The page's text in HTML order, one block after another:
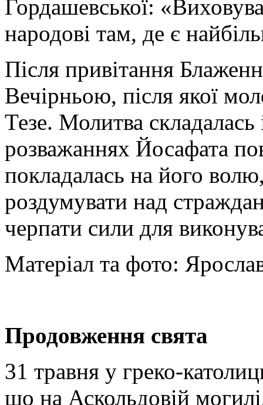
Гордашевської:
народові там, де є
Після привітання
Вечірньою, після якої
Тезе. Молитва
розважаннях Йосафата
покладалась на його
роздумувати над
черпати сили для
Матеріал та фото:
Продовження свята
31 травня у греко-
що на Аскольдовій